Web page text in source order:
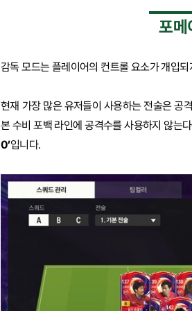
포메
감독 모드는 플레이어의 컨트롤 요소가 개입
현재 가장 많은 유저들이 사용하는 전술은 공
본 수비 포백 라인에 공격수를 사용하지 않는
0’입니다.